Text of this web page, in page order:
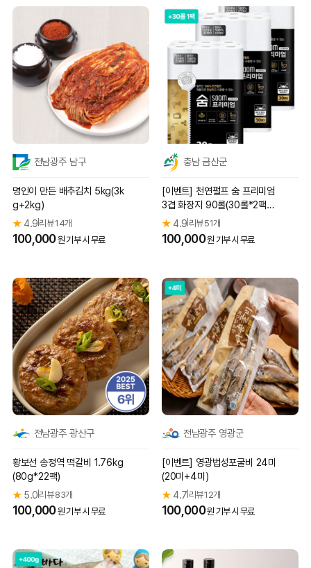
전남광주 남구
명인이 만든 배추김치 5kg(3k
g+2kg)
★4.9 리뷰 14개
100,000원 기부 시 무료
충남 금산군
[이벤트] 천연펄프 숨 프리미엄
3겹 화장지 90롤(30롤*2팩+3
0롤*1팩)
★ 4.9 리뷰 51개
100,000원 기부 시 무료
전남광주 광산구
황보선 송정역 떡갈비 1.76kg
(80g*22팩)
★5.0 리뷰 83개
100,000원 기부 시 무료
전남광주 영광군
[이벤트] 영광법성포굴비 24미
(20미+4미)
★ 4.7 리뷰 12개
100,000원 기부 시 무료